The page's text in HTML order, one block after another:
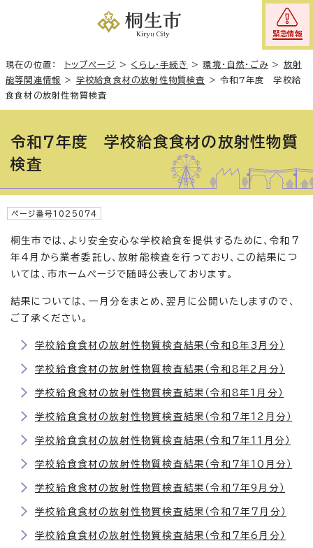
緊急情報
現在の位置： トップページ > くらし・手続き >環境・自然・ごみ > 放射
能等関連情報 > 学校給食食材の放射性物質検査 >令和7年度 学校給
食食材の放射性物質検査
令和7年度 学校給食食材の放射性物質
検査
ページ番号1025074
桐生市では、より安全安心な学校給食を提供するために、令和7
年4月から業者委託し、放射能検査を行っており、この結果につ
いては、市ホームページで随時公表しております。
結果については、一月分をまとめ、翌月に公開いたしますので、
ご了承ください。
学校給食食材の放射性物質検査結果（令和8年3月分）
学校給食食材の放射性物質検査結果（令和8年2月分）
学校給食食材の放射性物質検査結果（令和8年1月分）
学校給食食材の放射性物質検査結果（令和7年12月分）
学校給食食材の放射性物質検査結果（令和7年11月分）
学校給食食材の放射性物質検査結果（令和7年10月分）
学校給食食材の放射性物質検査結果（令和7年9月分）
学校給食食材の放射性物質検査結果（令和7年7月分）
学校給食食材の放射性物質検査結果（令和7年6月分）